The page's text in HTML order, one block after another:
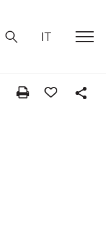
IT
Share